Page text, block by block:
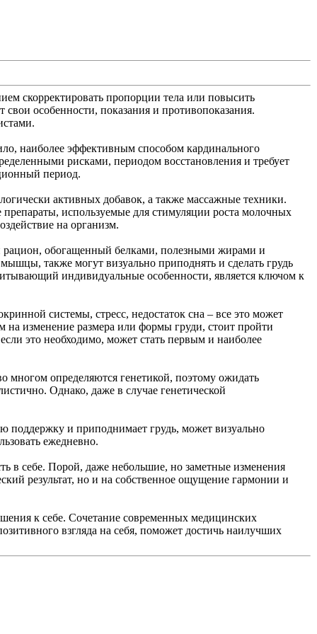
скорректировать пропорции тела или повысить
особенности, показания и противопоказания.
наиболее эффективным способом кардинального
рисками, периодом восстановления и требует
период.
активных добавок, а также массажные техники.
используемые для стимуляции роста молочных
на организм.
рацион, обогащенный белками, полезными жирами и
также могут визуально приподнять и сделать грудь
индивидуальные особенности, является ключом к
системы, стресс, недостаток сна – все это может
изменение размера или формы груди, стоит пройти
это необходимо, может стать первым и наиболее
многом определяются генетикой, поэтому ожидать
Однако, даже в случае генетической
поддержку и приподнимает грудь, может визуально
ежедневно.
в себе. Порой, даже небольшие, но заметные изменения
результат, но и на собственное ощущение гармонии и
к себе. Сочетание современных медицинских
взгляда на себя, поможет достичь наилучших